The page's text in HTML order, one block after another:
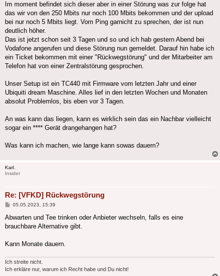
Im moment befindet sich dieser aber in einer Störung was zur folge hat
das wir von den 250 Mbits nur noch 100 Mbits bekommen und der upload
bei nur noch 5 Mbits liegt. Vom Ping garnicht zu sprechen, der ist nun
deutlich höher.
Das ist jetzt schon seit 3 Tagen und so und ich hab gestern Abend bei
Vodafone angerufen und diese Störung nun gemeldet. Darauf hin habe ich
ein Ticket bekommen mit einer "Rückwegstörung" und der Mitarbeiter am
Telefon hat von einer Zentralstörung gesprochen.
Unser Setup ist ein TC440 mit Firmware vom letzten Jahr und einer
Ubiquiti dream Maschine. Alles lief in den letzten Wochen und Monaten
absolut Problemlos, bis eben vor 3 Tagen.
An was kann das liegen, kann es wirklich sein das ein Nachbar vielleicht
sogar ein **** Gerät drangehangen hat?
Was kann ich machen, wie lange kann sowas dauern?
Karl.
Insider
Re: [VFKD] Rückwegstörung
Beitrag
05.05.2023, 15:39
Abwarten und Tee trinken oder Anbieter wechseln, falls es eine
brauchbare Alternative gibt.
Kann Monate dauern.
Ich streite nicht.
Ich erkläre nur, warum ich Recht habe und Du nicht!